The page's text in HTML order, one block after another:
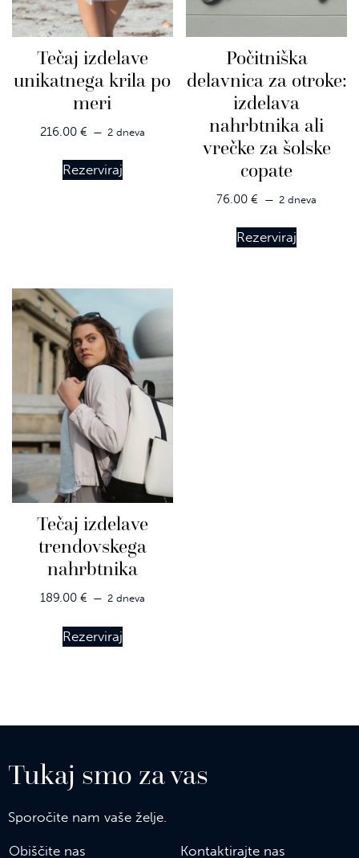
Tečaj izdelave
unikatnega krila po
meri
216.00 € 2 dneva
Rezerviraj
Počitniška
delavnica za otroke:
izdelava
nahrbtnika ali
vrečke za šolske
copate
76.00€ 2 dneva
Rezerviraj
Tečaj izdelave
trendovskega
nahrbtnika
189.00 € 2 dneva
Rezerviraj
Tukaj smo za vas
Sporočite nam vaše želje.
Obiščite nas Kontaktirajte nas